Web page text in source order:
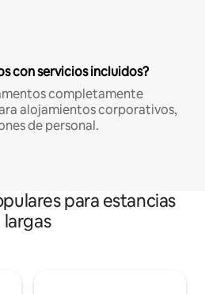
con servicios incluidos?
completamente
alojamientos corporativos,
de personal.
para estancias
largas